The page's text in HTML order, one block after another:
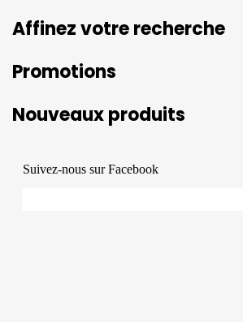
Affinez votre recherche
Promotions
Nouveaux produits
Suivez-nous sur Facebook